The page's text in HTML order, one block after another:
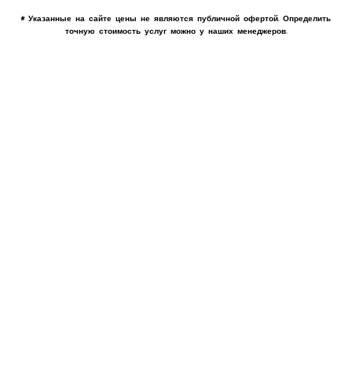
* Указанные на сайте цены не являются публичной офертой. Определить
точную стоимость услуг можно у наших менеджеров.